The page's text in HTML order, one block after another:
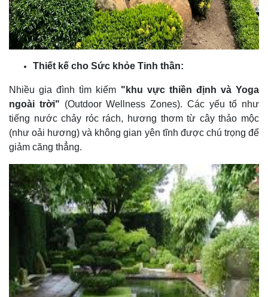
Thiết kế cho Sức khỏe Tinh thần:
Nhiều gia đình tìm kiếm "khu vực thiền định và Yoga
ngoài trời" (Outdoor Wellness Zones). Các yếu tố như
tiếng nước chảy róc rách, hương thơm từ cây thảo mộc
(như oải hương) và không gian yên tĩnh được chú trọng để
giảm căng thẳng.